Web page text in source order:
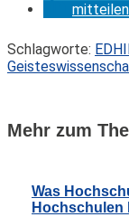
mitteilen
Schlagworte:
Mehr zum
Was
Hochschulen